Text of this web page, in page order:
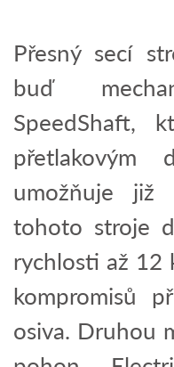
Přesný secí
buď
SpeedShaft,
přetlakovým
umožňuje již
tohoto stroje
rychlosti až 12
kompromisů
osiva. Druhou